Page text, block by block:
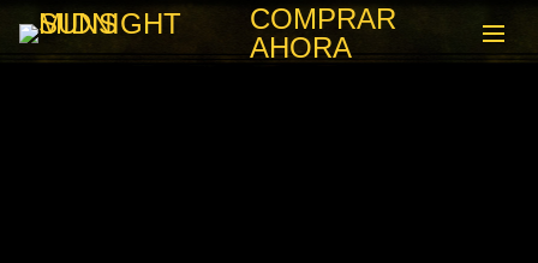
COMPRAR
AHORA